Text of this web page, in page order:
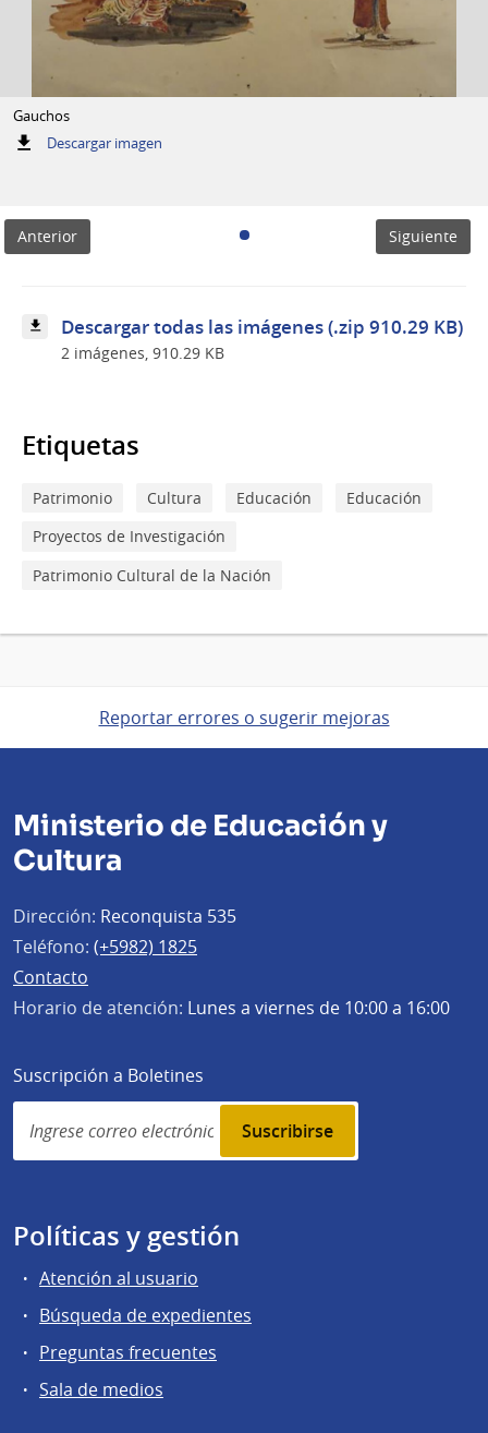
Gauchos
Descargar imagen:
Anterior Siguiente
Descargar todas las imágenes (.zip 910.29 KB)
2 imágenes, 910.29 KB
Etiquetas
Patrimonio Cultura Educación
Educación
Proyectos de Investigación
Patrimonio Cultural de la Nación
Reportar errores o sugerir mejoras
Ministerio de Educación y
Cultura
Dirección: Reconquista 535
Teléfono: (+5982) 1825
Contacto
Horario de atención: Lunes a viernes de 10:00 a 16:00
Suscripción a Boletines
Simplenews
subscription
Políticas y gestión
Atención al usuario
Búsqueda de expedientes
Preguntas frecuentes
Sala de medios